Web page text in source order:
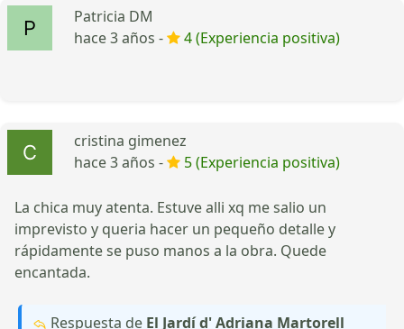
Patricia DM
hace 3 años -
4 (Experiencia positiva)
cristina gimenez
hace 3 años -
5 (Experiencia positiva)
La chica muy atenta. Estuve alli xq me salio un
imprevisto y queria hacer un pequeño detalle y
rápidamente se puso manos a la obra. Quede
encantada.
Respuesta de El Jardí d' Adriana Martorell